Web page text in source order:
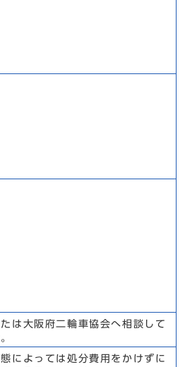
は大阪府二輪車協会へ相談して
によっては処分費用をかけずに